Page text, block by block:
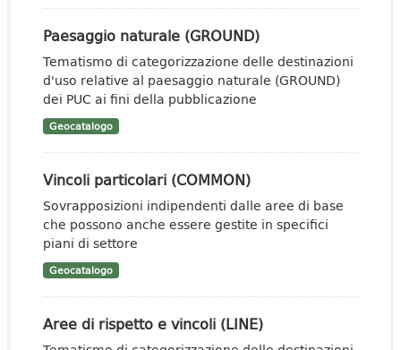
Paesaggio naturale (GROUND)
Tematismo di categorizzazione delle destinazioni
d'uso relative al paesaggio naturale (GROUND)
dei PUC ai fini della pubblicazione
Geocatalogo
Vincoli particolari (COMMON)
Sovrapposizioni indipendenti dalle aree di base
che possono anche essere gestite in specifici
piani di settore
Geocatalogo
Aree di rispetto e vincoli (LINE)